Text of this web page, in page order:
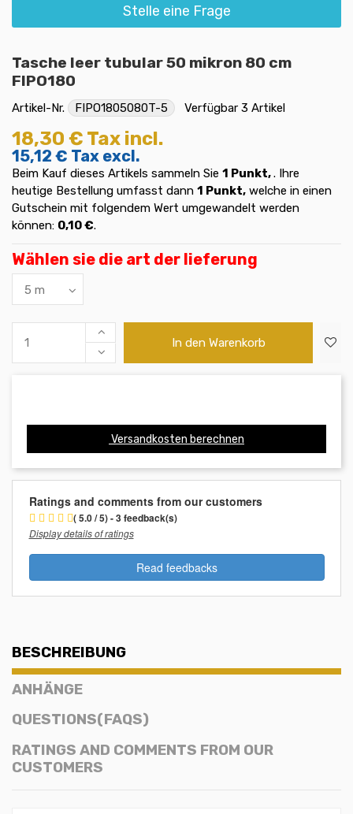
Stelle eine Frage
Tasche leer tubular 50 mikron 80 cm
FIPO180
Artikel-Nr. FIPO1805080T-5 Verfügbar 3 Artikel
18,30 € Tax incl.
15,12 € Tax excl.
Beim Kauf dieses Artikels sammeln Sie 1 Punkt,. Ihre
heutige Bestellung umfasst dann 1 Punkt, welche in einen
Gutschein mit folgendem Wert umgewandelt werden
können: 0,10 €.
Wählen sie die art der lieferung
In den Warenkorb
Versandkosten berechnen
Ratings and comments from our customers
( 5.0 / 5) - 3 feedback(s)
Display details of ratings
Read feedbacks
BESCHREIBUNG
ANHÄNGE
QUESTIONS(FAQS)
RATINGS AND COMMENTS FROM OUR
CUSTOMERS